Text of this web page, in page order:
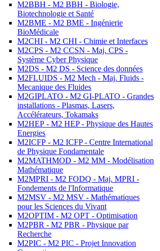
M2BBH - M2 BBH - Biologie,
Biotechnologie et Santé
M2BME - M2 BME - Ingénierie
BioMédicale
M2CHI - M2 CHI - Chimie et Interfaces
M2CPS - M2 CCSN - Maj. CPS -
Système Cyber Physique
M2DS - M2 DS - Science des données
M2FLUIDS - M2 Mech - Maj. Fluids -
Mecanique des Fluides
M2GIPLATO - M2 GI-PLATO - Grandes
installations - Plasmas, Lasers,
Accélérateurs, Tokamaks
M2HEP - M2 HEP - Physique des Hautes
Energies
M2ICFP - M2 ICFP - Centre International
de Physique Fondamentale
M2MATHMOD - M2 MM - Modélisation
Mathématique
M2MPRI - M2 FODQ - Maj. MPRI -
Fondements de l'Informatique
M2MSV - M2 MSV - Mathématiques
pour les Sciences du Vivant
M2OPTIM - M2 OPT - Optimisation
M2PBR - M2 PBR - Physique par
Recherche
M2PIC - M2 PIC - Projet Innovation